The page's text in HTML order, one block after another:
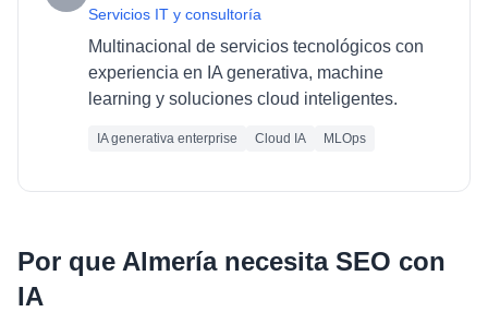
Servicios IT y consultoría
Multinacional de servicios tecnológicos con
experiencia en IA generativa, machine
learning y soluciones cloud inteligentes.
IA generativa enterprise Cloud IA MLOps
Por que Almeríanecesita SEO con
IA